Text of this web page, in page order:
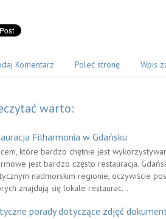
Komentarz Poleć stronę Wpis
warto:
Filharmonia w Gdańsku
które bardzo chętnie jest
jest bardzo często restauracja.
nadmorskim regionie, oczywiście
znajdują się lokale restaurac...
porady dotyczące zdjęć